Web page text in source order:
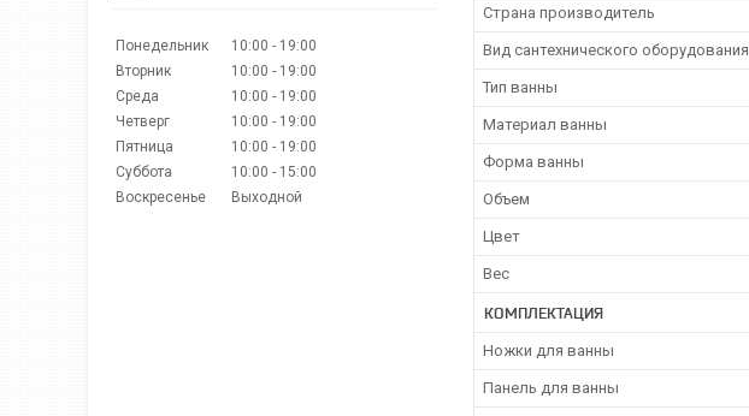
Страна производитель
Вид сантехнического оборудования
Тип ванны
Материал ванны
Форма ванны
Объем
Цвет
Вес
КОМПЛЕКТАЦИЯ
Ножки для ванны
Панель для ванны
Понедельник 10:00
19:00
Вторник
10:00
19:00
Среда
10:00
19:00
Четверг
10:00
19:00
Пятница
10:00
19:00
Суббота
10:00
15:00
Воскресенье
Выходной